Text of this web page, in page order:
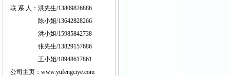
联 系 人：洪先生/13809826886
陈小姐/13642828266
洪小姐/15985842738
张先生/13829157686
王小姐/18948617861
公司主页：www.yufengciye.com